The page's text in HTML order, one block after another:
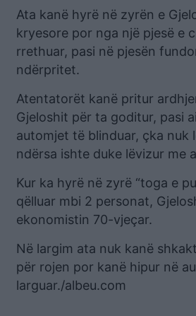
Ata kanë hyrë në zyrën e
kryesore por nga një pjesë e
rrethuar, pasi në pjesën
ndërpritet.
Atentatorët kanë pritur
Gjeloshit për ta goditur, pasi
automjet të blinduar, çka nuk
ndërsa ishte duke lëvizur me
Kur ka hyrë në zyrë “toga e
qëlluar mbi 2 personat,
ekonomistin 70-vjeçar.
Në largim ata nuk kanë
për rojen por kanë hipur në
larguar./albeu.com